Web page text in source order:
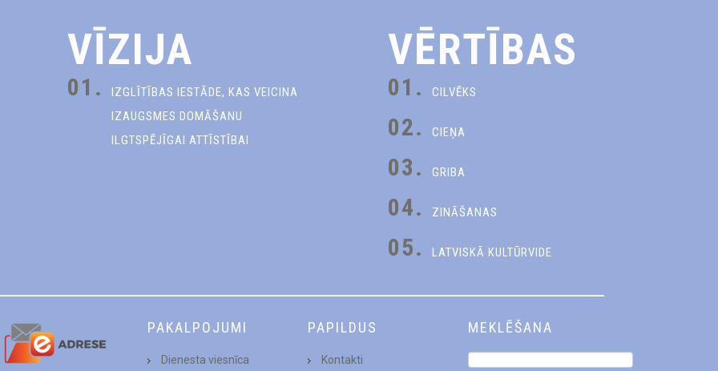
VĪZIJA
01.
IZGLĪTĪBAS IESTĀDE, KAS VEICINA
IZAUGSMES DOMĀŠANU
ILGTSPĒJĪGAI ATTĪSTĪBAI
VĒRTĪBAS
01. CILVĒKS
02. CIEŅA
03. GRIBA
04. ZINĀŠANAS
05. LATVISKĀ KULTŪRVIDE
PAKALPOJUMI
Dienesta viesnīca
PAPILDUS
Kontakti
MEKLĒŠANA